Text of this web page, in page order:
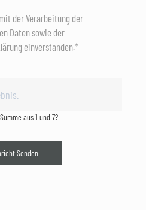
der Verarbeitung der
Daten sowie der
einverstanden.*
aus 1 und 7?
Senden